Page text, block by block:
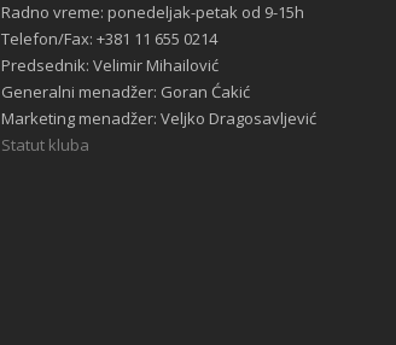
Radno vreme: ponedeljak-petak od 9-15h
Telefon/Fax: +381 11 655 0214
Predsednik: Velimir Mihailović
Generalni menadžer: Goran Ćakić
Marketing menadžer: Veljko Dragosavljević
Statut kluba